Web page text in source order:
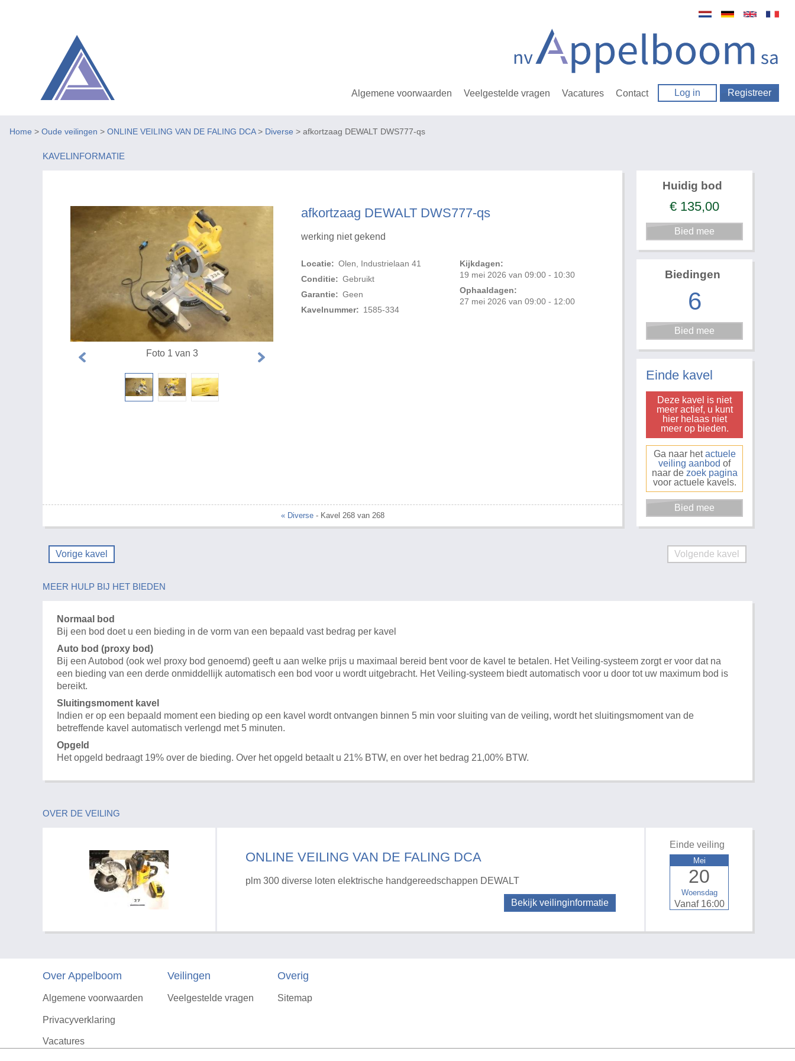
Algemene voorwaarden Veelgestelde vragen Vacatures Contact Log in Registreer
Home > Oude veilingen > ONLINE VEILING VAN DE FALING DCA> Diverse > afkortzaag DEWALT DWS777-qs
KAVELINFORMATIE
afkortzaag DEWALT DWS777-qs
werking niet gekend
Locatie: Olen, Industrielaan 41
Conditie: Gebruikt
Garantie: Geen
Kavelnummer: 1585-334
Kijkdagen:
19 mei 2026 van 09:00 - 10:30
Ophaaldagen:
27 mei 2026 van 09:00 - 12:00
Foto 1 van 3
« Diverse- Kavel 268 van 268
Huidig bod
€ 135,00
Biedingen
6
Einde kavel
Deze kavel is niet
meer actief, u kunt
hier helaas niet
meer op bieden.
Ga naar hetactuele
veiling aanbod of
naar de zoek pagina
voor actuele kavels.
Vorige kavel Volgende kavel
MEER HULP BIJ HET BIEDEN
Normaal bod
Bij een bod doet u een bieding in de vorm van een bepaald vast bedrag per kavel
Auto bod (proxy bod)
Bij een Autobod (ook wel proxy bod genoemd) geeft u aan welke prijs u maximaal bereid bent voor de kavel te betalen. Het Veiling-systeem zorgt er voor dat na
een bieding van een derde onmiddellijk automatisch een bod voor u wordt uitgebracht. Het Veiling-systeem biedt automatisch voor u door tot uw maximum bod is
bereikt.
Sluitingsmoment kavel
Indien er op een bepaald moment een bieding op een kavel wordt ontvangen binnen 5 min voor sluiting van de veiling, wordt het sluitingsmoment van de
betreffende kavel automatisch verlengd met 5 minuten.
Opgeld
Het opgeld bedraagt 19% over de bieding. Over het opgeld betaalt u 21% BTW, en over het bedrag 21,00% BTW.
OVER DE VEILING
ONLINE VEILING VAN DE FALING DCA
plm 300 diverse loten elektrische handgereedschappen DEWALT
Bekijk veilinginformatie
Einde veiling
Woensdag
20
Mei
Vanaf 16:00
Over Appelboom
Algemene voorwaarden
Privacyverklaring
Vacatures
Veilingen
Veelgestelde vragen
Overig
Sitemap